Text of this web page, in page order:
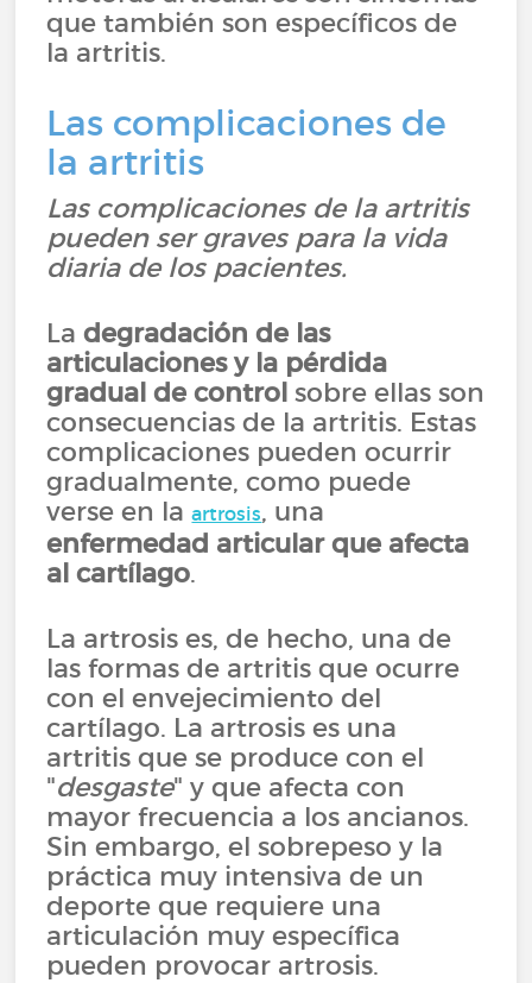
que también son específicos de
la artritis.
Las complicaciones de
la artritis
Las complicaciones de la artritis
pueden ser graves para la vida
diaria de los pacientes.
Ladegradación de las
articulaciones y la pérdida
gradual de control sobre ellas son
consecuencias de la artritis. Estas
complicaciones pueden ocurrir
gradualmente, como puede
verse en laartrosis, una
enfermedad articular que afecta
al cartílago.
La artrosis es, de hecho, una de
las formas de artritis que ocurre
con el envejecimiento del
cartílago. La artrosis es una
artritis que se produce con el
"desgaste" y que afecta con
mayor frecuencia a los ancianos.
Sin embargo, el sobrepeso y la
práctica muy intensiva de un
deporte que requiere una
articulación muy específica
pueden provocar artrosis.